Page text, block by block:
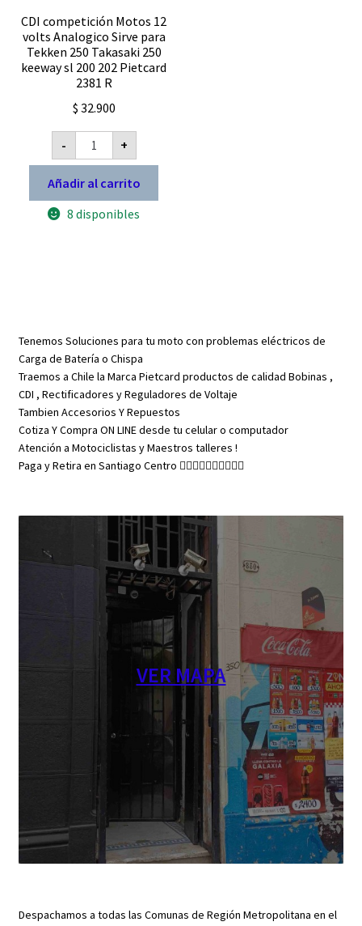
CDI competición Motos 12
volts Analogico Sirve para
Tekken 250 Takasaki 250
keeway sl 200 202 Pietcard
2381 R
$ 32.900
-
CDI
competición
Motos
12
volts
Analogico
Sirve
Pietcard
2381
R
cantidad
+
Añadir al carrito
8 disponibles
Tenemos Soluciones para tu moto con problemas eléctricos de
Carga de Batería o Chispa
Traemos a Chile la Marca Pietcard productos de calidad Bobinas ,
CDI , Rectificadores y Reguladores de Voltaje
Tambien Accesorios Y Repuestos
Cotiza Y Compra ON LINE desde tu celular o computador
Atención a Motociclistas y Maestros talleres !
Paga y Retira en Santiago Centro 👇🏼👇🏼👇🏼👇🏼👇🏼
VER MAPA
Despachamos a todas las Comunas de Región Metropolitana en el